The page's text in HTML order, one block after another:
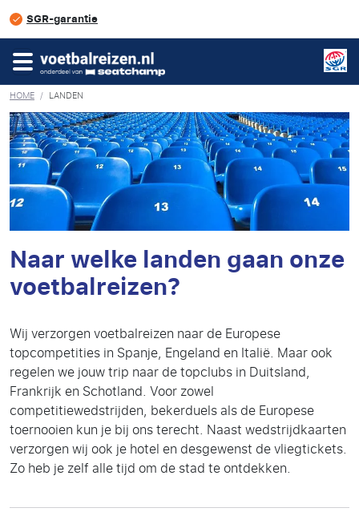
SGR-garantie
HOME / LANDEN
Naar welke landen gaan onze
voetbalreizen?
Wij verzorgen voetbalreizen naar de Europese
topcompetities in Spanje, Engeland en Italië. Maar ook
regelen we jouw trip naar de topclubs in Duitsland,
Frankrijk en Schotland. Voor zowel
competitiewedstrijden, bekerduels als de Europese
toernooien kun je bij ons terecht. Naast wedstrijdkaarten
verzorgen wij ook je hotel en desgewenst de vliegtickets.
Zo heb je zelf alle tijd om de stad te ontdekken.